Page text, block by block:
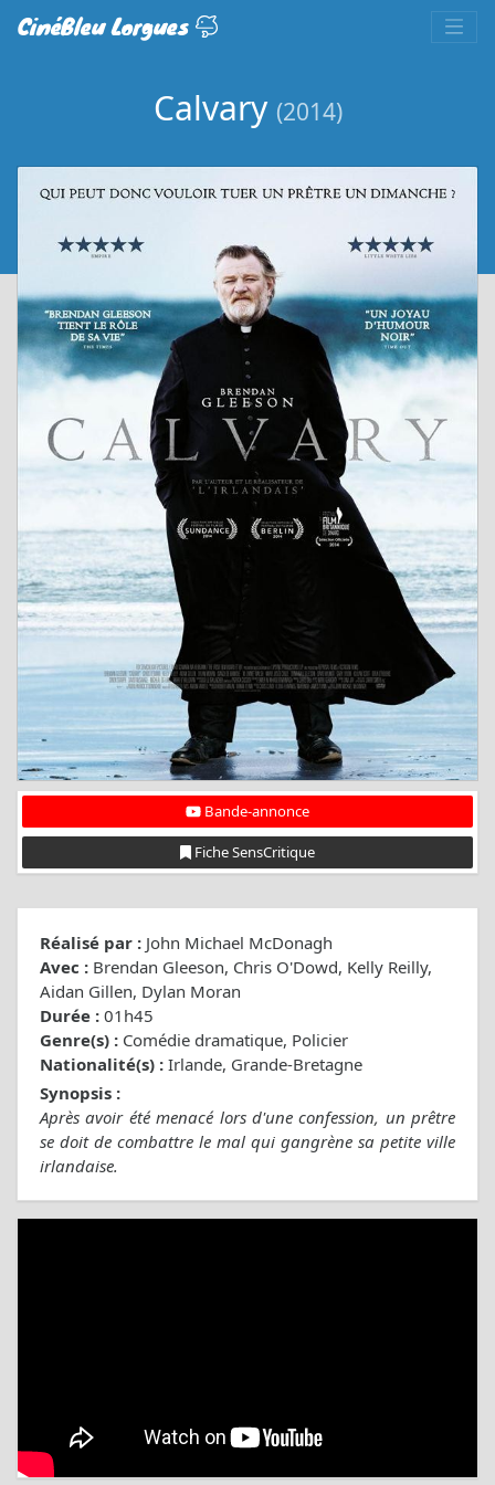
CinéBleu Lorgues
Calvary (2014)
Bande-annonce
Fiche SensCritique
Réalisé par : John Michael McDonagh
Avec : Brendan Gleeson, Chris O'Dowd, Kelly Reilly,
Aidan Gillen, Dylan Moran
Durée : 01h45
Genre(s) : Comédie dramatique, Policier
Nationalité(s) : Irlande, Grande-Bretagne
Synopsis :
Après avoir été menacé lors d'une confession, un prêtre
se doit de combattre le mal qui gangrène sa petite ville
irlandaise.